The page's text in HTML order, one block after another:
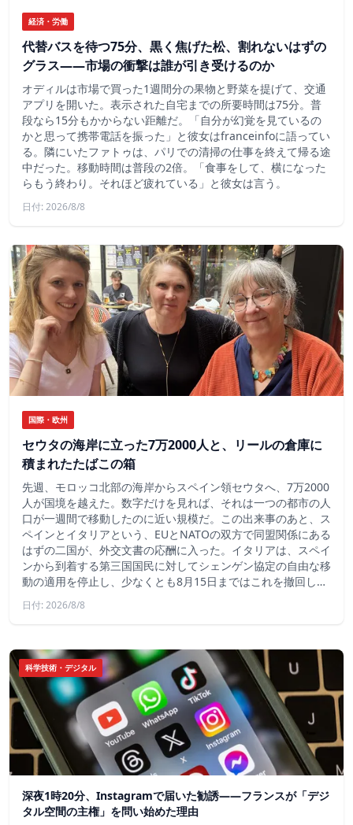
経済・労働
代替バスを待つ75分、黒く焦げた松、割れないはずの
グラス——市場の衝撃は誰が引き受けるのか
オディルは市場で買った1週間分の果物と野菜を提げて、交通
アプリを開いた。表示された自宅までの所要時間は75分。普
段なら15分もかからない距離だ。「自分が幻覚を見ているの
かと思って携帯電話を振った」と彼女はfranceinfoに語ってい
る。隣にいたファトゥは、パリでの清掃の仕事を終えて帰る途
中だった。移動時間は普段の2倍。「食事をして、横になった
らもう終わり。それほど疲れている」と彼女は言う。
日付: 2026/8/8
国際・欧州
セウタの海岸に立った7万2000人と、リールの倉庫に
積まれたたばこの箱
先週、モロッコ北部の海岸からスペイン領セウタへ、7万2000
人が国境を越えた。数字だけを見れば、それは一つの都市の人
口が一週間で移動したのに近い規模だ。この出来事のあと、ス
ペインとイタリアという、EUとNATOの双方で同盟関係にある
はずの二国が、外交文書の応酬に入った。イタリアは、スペイ
ンから到着する第三国国民に対してシェンゲン協定の自由な移
動の適用を停止し、少なくとも8月15日まではこれを撤回し…
日付: 2026/8/8
科学技術・デジタル
深夜1時20分、Instagramで届いた勧誘――フランスが「デジ
タル空間の主権」を問い始めた理由